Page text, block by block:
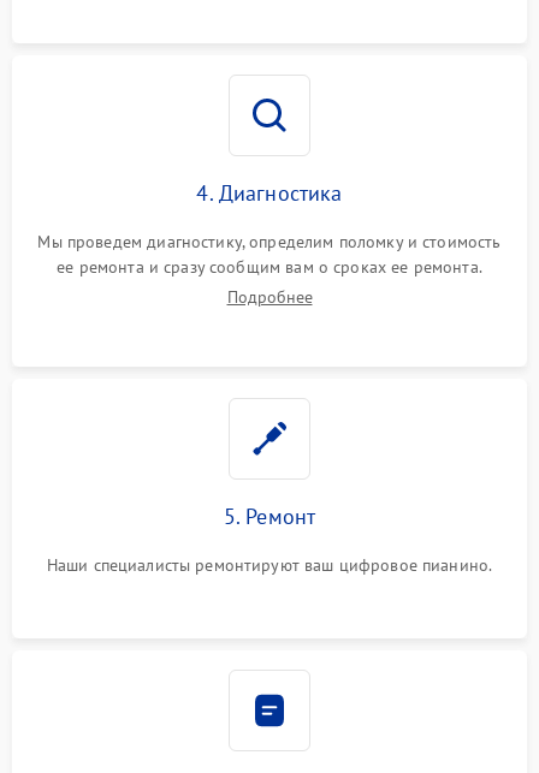
4. Диагностика
Мы проведем диагностику, определим поломку и стоимость
ее ремонта и сразу сообщим вам о сроках ее ремонта.
Подробнее
5. Ремонт
Наши специалисты ремонтируют ваш цифровое пианино.